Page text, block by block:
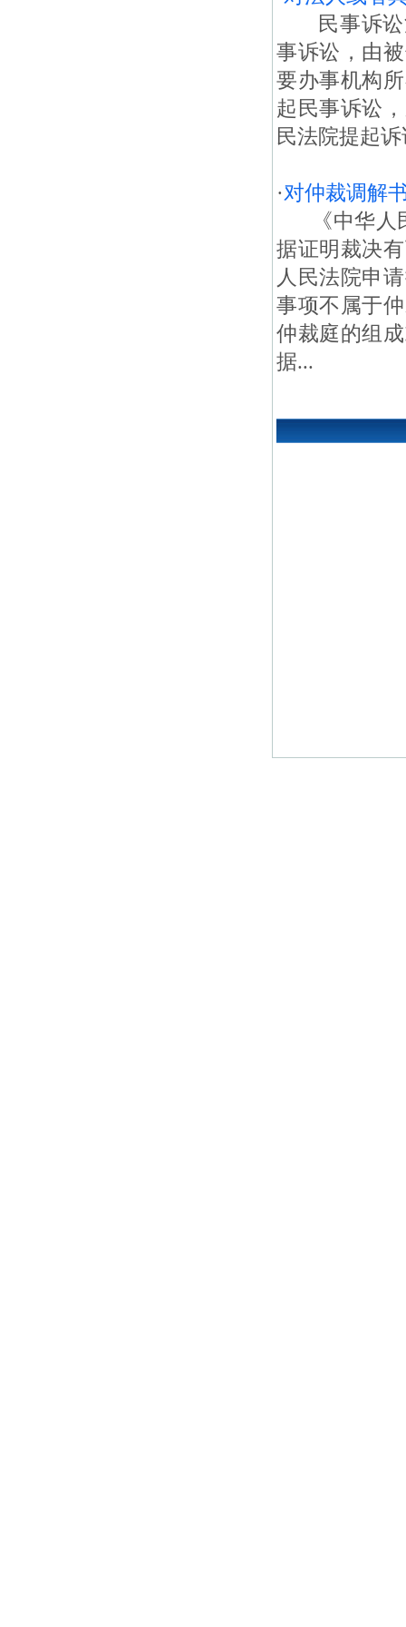
民事诉讼
事诉讼，由
要办事机构
起民事诉讼
民法院提起
·对仲裁调解
《中华人民
据证明裁决
人民法院申
事项不属于
仲裁庭的组
据...